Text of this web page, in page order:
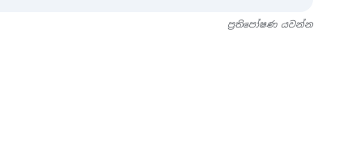
ප්‍රතිපෝෂණ යවන්න